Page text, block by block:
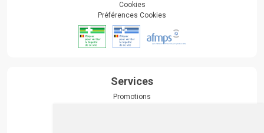
Cookies
Préférences Cookies
Services
Promotions